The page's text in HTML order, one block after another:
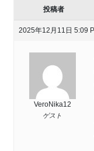
投稿者
2025年12月11日 5:09
VeroNika12
ゲスト